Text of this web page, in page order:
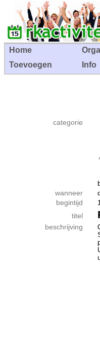
Home
Toevoegen
Info
categorie
wanneer
begintijd
titel
beschrijving